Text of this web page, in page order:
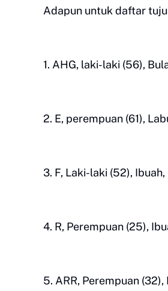
Adapun untuk daftar
1. AHG, laki-laki (56),
2. E, perempuan (61),
3. F, Laki-laki (52), Ibuah,
4. R, Perempuan (25),
5. ARR, Perempuan